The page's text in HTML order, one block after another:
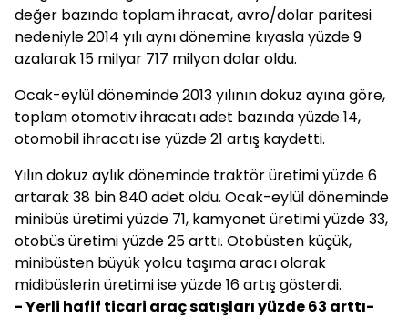
değer bazında toplam ihracat, avro/dolar paritesi
nedeniyle 2014 yılı aynı dönemine kıyasla yüzde 9
azalarak 15 milyar 717 milyon dolar oldu.
Ocak-eylül döneminde 2013 yılının dokuz ayına göre,
toplam otomotiv ihracatı adet bazında yüzde 14,
otomobil ihracatı ise yüzde 21 artış kaydetti.
Yılın dokuz aylık döneminde traktör üretimi yüzde 6
artarak 38 bin 840 adet oldu. Ocak-eylül döneminde
minibüs üretimi yüzde 71, kamyonet üretimi yüzde 33,
otobüs üretimi yüzde 25 arttı. Otobüsten küçük,
minibüsten büyük yolcu taşıma aracı olarak
midibüslerin üretimi ise yüzde 16 artış gösterdi.
- Yerli hafif ticari araç satışları yüzde 63 arttı-